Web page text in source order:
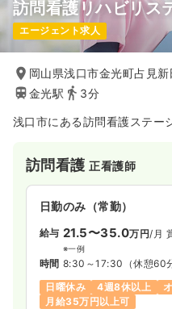
訪問看護リハビリス
エージェント求人
岡山県浅口市金光町占見
金光駅
3分
浅口市にある訪問看護ステー
訪問看護正看護師
日勤のみ（常勤）
給与 21.5〜35.0万円/月
※一例
時間 8:30～17:30 （休憩60
日曜休み
4週8休以上
月給35万円以上可